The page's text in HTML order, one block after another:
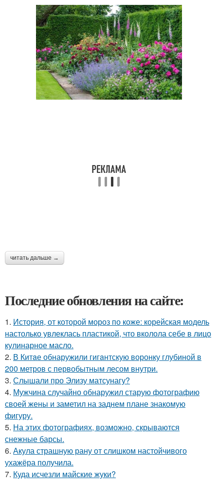
читать дальше →
Последние обновления на сайте:
1. История, от которой мороз по коже: корейская модель
настолько увлеклась пластикой, что вколола себе в лицо
кулинарное масло.
2. В Китaе обнаружили гигaнтскую воронку глубиной в
200 метров с первобытным лесом внутри.
3. Слышали про Элизу матсунагу?
4. Мужчина случайно обнаружил старую фотографию
своей жены и заметил на заднем плане знакомую
фигуру.
5. На этих фотографиях, возможно, скрываются
снежные барсы.
6. Акула страшную рану от слишком настойчивого
ухажёра получила.
7. Куда исчезли майские жуки?